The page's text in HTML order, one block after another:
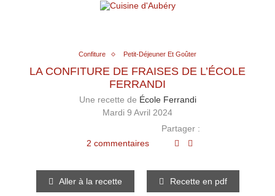
Confiture Petit-Déjeuner Et Goûter
LA CONFITURE DE FRAISES DE L’ÉCOLE
FERRANDI
Une recette de École Ferrandi
Mardi 9 Avril 2024
2 commentaires
Partager :
Aller à la recette Recette en pdf